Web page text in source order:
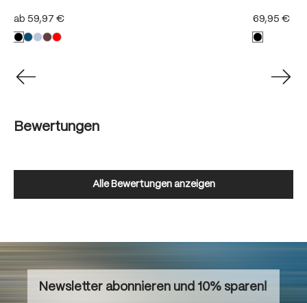
ab 59,97 € 69,95 €
Bewertungen
Alle Bewertungen anzeigen
Newsletter abonnieren und 10% sparen!